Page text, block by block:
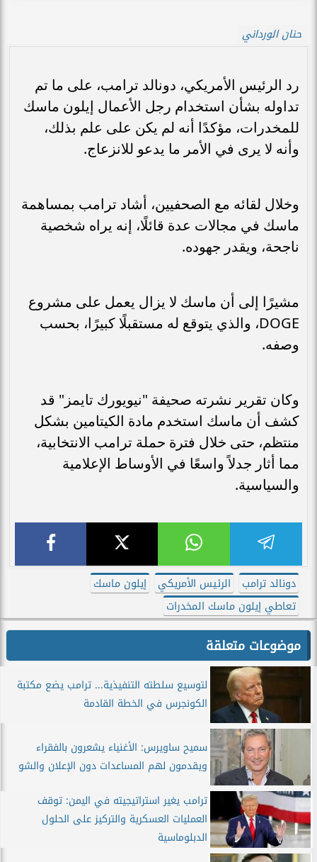
حنان الورداني
رد الرئيس الأمريكي، دونالد ترامب، على ما تم
تداوله بشأن استخدام رجل الأعمال إيلون ماسك
للمخدرات، مؤكدًا أنه لم يكن على علم بذلك،
وأنه لا يرى في الأمر ما يدعو للانزعاج.
وخلال لقائه مع الصحفيين، أشاد ترامب بمساهمة
ماسك في مجالات عدة قائلًا، إنه يراه شخصية
ناجحة، ويقدر جهوده.
مشيرًا إلى أن ماسك لا يزال يعمل على مشروع
DOGE، والذي يتوقع له مستقبلًا كبيرًا، بحسب
وصفه.
وكان تقرير نشرته صحيفة "نيويورك تايمز" قد
كشف أن ماسك استخدم مادة الكيتامين بشكل
منتظم، حتى خلال فترة حملة ترامب الانتخابية،
مما أثار جدلاً واسعًا في الأوساط الإعلامية
والسياسية.
دونالد ترامب الرئيس الأمريكي
إيلون ماسك
تعاطي إيلون ماسك المخدرات
موضوعات متعلقة
لتوسيع سلطته التنفيذية... ترامب يضع مكتبة
الكونجرس في الخطة القادمة
سميح ساويرس: الأغنياء يشعرون بالفقراء
ويقدمون لهم المساعدات دون الإعلان والشو
ترامب يغير استراتيجيته في اليمن: توقف
العمليات العسكرية والتركيز على الحلول
الدبلوماسية